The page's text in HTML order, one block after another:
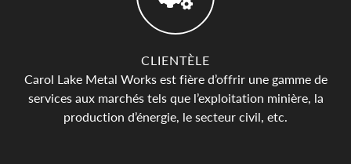
CLIENTÈLE
Carol Lake Metal Works est fière d’offrir une gamme de
services aux marchés tels que l’exploitation minière, la
production d’énergie, le secteur civil, etc.